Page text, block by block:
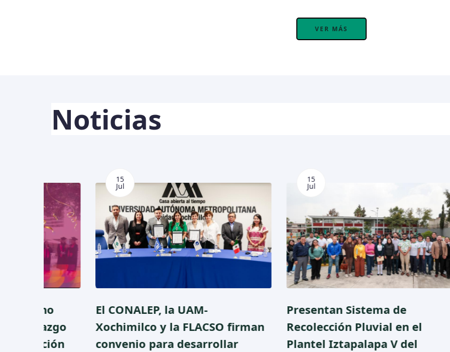
VER MÁS
Noticias
Jul
El CONALEP, la UAM-
Xochimilco y la FLACSO firman
convenio para desarrollar
Jul
Presentan Sistema de
Recolección Pluvial en el
Plantel Iztapalapa V del